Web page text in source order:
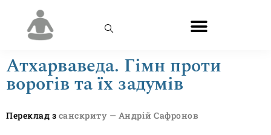
Атхарваведа. Гімн проти
ворогів та їх задумів
Переклад з санскриту — Андрій Сафронов